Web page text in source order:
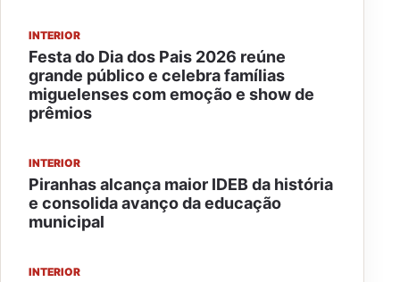
INTERIOR
Festa do Dia dos Pais 2026 reúne
grande público e celebra famílias
miguelenses com emoção e show de
prêmios
INTERIOR
Piranhas alcança maior IDEB da história
e consolida avanço da educação
municipal
INTERIOR